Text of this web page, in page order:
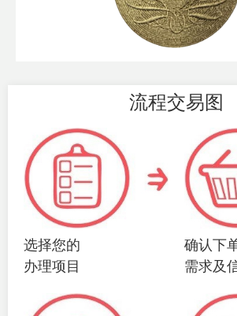
流程交易图
选择您的
办理项目
确认下
需求及